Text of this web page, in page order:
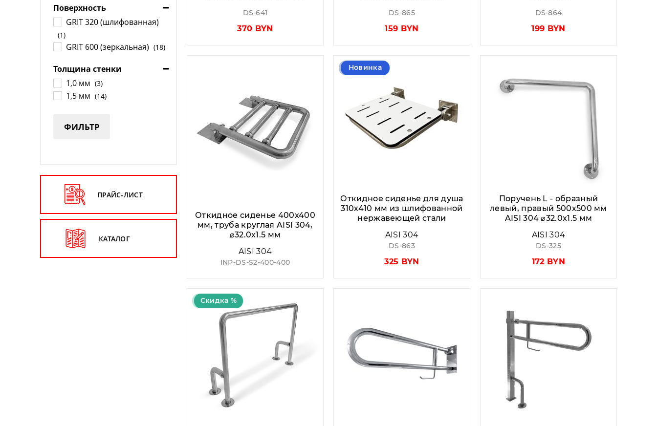
Поверхность
GRIT 320 (шлифованная)
(1)
GRIT 600 (зеркальная) (18)
Толщина стенки
1,0 мм (3)
1,5 мм (14)
ФИЛЬТР
ПРАЙС-ЛИСТ
КАТАЛОГ
DS-641
370 BYN
DS-865
159 BYN
DS-864
199 BYN
Откидное сиденье 400х400
мм, труба круглая AISI 304,
⌀32.0x1.5 мм
AISI 304
INP-DS-S2-400-400
Новинка
Откидное сиденье для душа
310х410 мм из шлифованной
нержавеющей стали
AISI 304
DS-863
325 BYN
Поручень L - образный
левый, правый 500х500 мм
AISI 304 ⌀32.0x1.5 мм
AISI 304
DS-325
172 BYN
Скидка %